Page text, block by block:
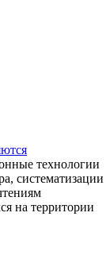
технологии
систематизации
на территории